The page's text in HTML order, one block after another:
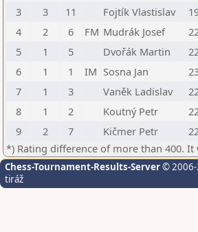
3
3 11 Fojtík Vlastislav
4
2 6 FM Mudrák Josef
5
1 5 Dvořák Martin
6
1 1 IM Sosna Jan
7
1 3 Vaněk Ladislav
8
1 2 Koutný Petr
9
2 7 Kičmer Petr
*) Rating difference of more than 400. It
Chess-Tournament-Results-Server© 2006-
tiráž